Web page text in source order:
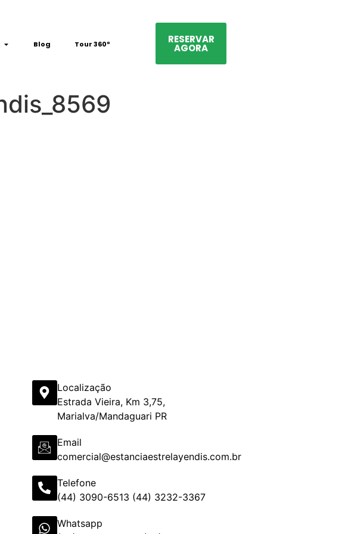
Blog Tour 360º RESERVAR
AGORA
Localização
Estrada Vieira, Km 3,75,
Marialva/Mandaguari PR
Email
comercial@estanciaestrelayendis.com.br
Telefone
(44) 3090-6513 (44) 3232-3367
Whatsapp